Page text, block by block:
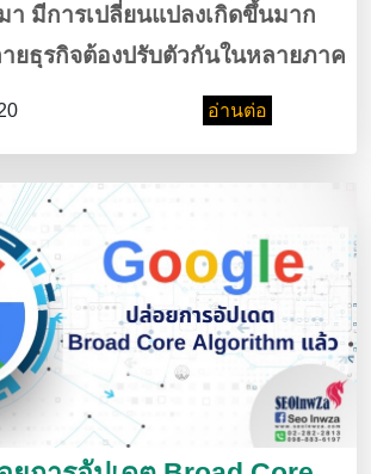
า มีการเปลี่ยนแปลงเกิดขึ้นมาก
ยธุรกิจต้องปรับตัวกันในหลายภาค
รับผลกระทบแบหนักเท่าไหร่ ก็คง
อ่านต่อ